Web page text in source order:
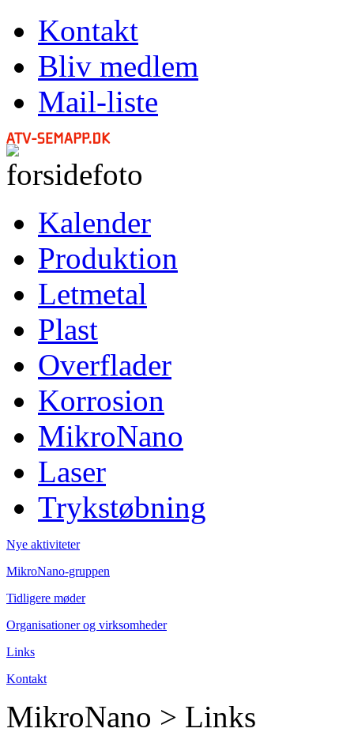
Kontakt
Bliv medlem
Mail-liste
Kalender
Produktion
Letmetal
Plast
Overflader
Korrosion
MikroNano
Laser
Trykstøbning
Nye aktiviteter
MikroNano-gruppen
Tidligere møder
Organisationer og virksomheder
Links
Kontakt
MikroNano > Links